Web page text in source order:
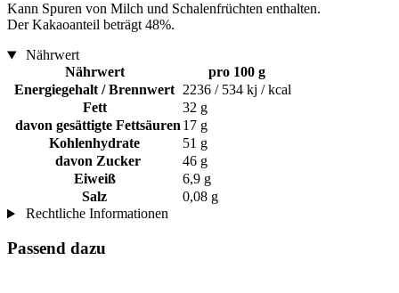
Kann Spuren von Milch und Schalenfrüchten enthalten.
Der Kakaoanteil beträgt 48%.
Nährwert
Nährwert
pro 100 g
Energiegehalt / Brennwert 2236 / 534 kj / kcal
Fett
32 g
davon gesättigte Fettsäuren 17 g
Kohlenhydrate
51 g
davon Zucker
46 g
Eiweiß
6,9 g
Salz
0,08 g
Rechtliche Informationen
Passend dazu